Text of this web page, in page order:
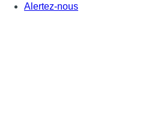
Alertez-nous